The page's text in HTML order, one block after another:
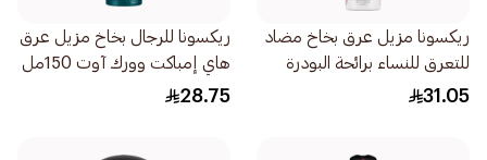
ريكسونا مزيل عرق بخاخ مضاد
للتعرق للنساء برائحة البودرة
150 مل
31.05
ريكسونا للرجال بخاخ مزيل عرق
هاي إمباكت وورك آوت 150مل
28.75